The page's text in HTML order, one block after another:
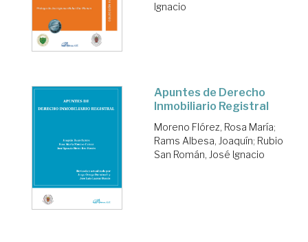
Ignacio
Apuntes de Derecho
Inmobiliario Registral
Moreno Flórez, Rosa María;
Rams Albesa, Joaquín; Rubio
San Román, José Ignacio